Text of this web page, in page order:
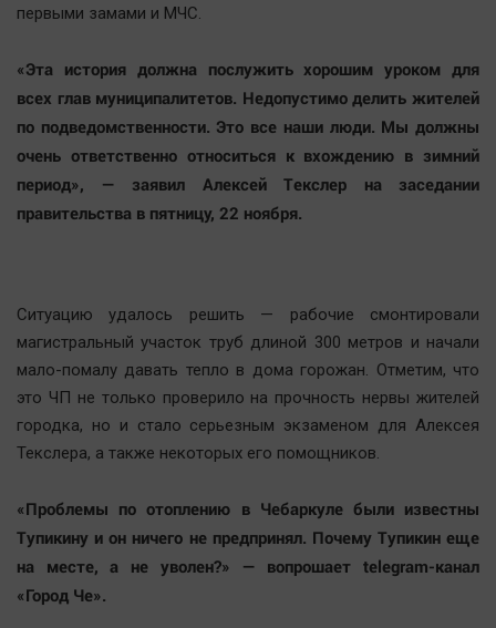
Медиаграмотность
Новости компаний
Прогулки по городу Ч
Статистика
Bookworms
English version
Online-консультация
Актуальная тема
Блогеркуль
Быстрый медиазавод
Вирус чтения
Вкусное
первыми замами и МЧС.
«Эта история должна послужить хорошим уроком для
всех глав муниципалитетов. Недопустимо делить жителей
по подведомственности. Это все наши люди. Мы должны
очень ответственно относиться к вхождению в зимний
период», — заявил Алексей Текслер на заседании
правительства в пятницу, 22 ноября.
Ситуацию удалось решить — рабочие смонтировали
магистральный участок труб длиной 300 метров и начали
мало-помалу давать тепло в дома горожан. Отметим, что
это ЧП не только проверило на прочность нервы жителей
городка, но и стало серьезным экзаменом для Алексея
Текслера, а также некоторых его помощников.
«Проблемы по отоплению в Чебаркуле были известны
Тупикину и он ничего не предпринял. Почему Тупикин еще
на месте, а не уволен?» — вопрошает telegram-канал
«Город Че».